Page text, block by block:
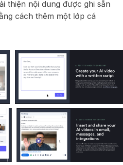
thiện nội dung được ghi sẵn
cách thêm một lớp cá